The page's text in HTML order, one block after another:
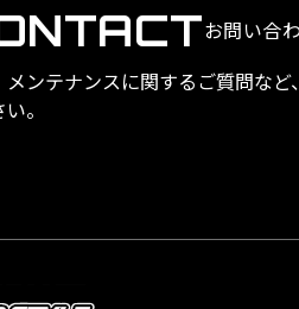
お問い合
メンテナンスに関するご質問な
。